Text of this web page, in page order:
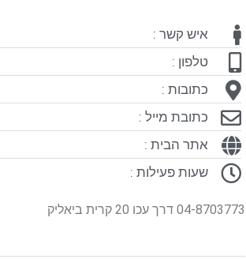
איש קשר :
טלפון :
כתובות :
כתובת מייל :
אתר הבית :
שעות פעילות :
04-8703773 דרך עכו 20 קרית ביאליק